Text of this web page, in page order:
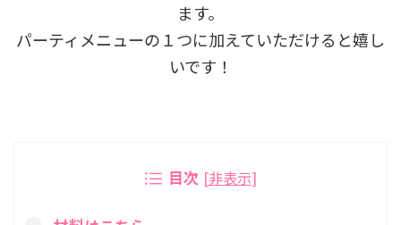
ます。
パーティメニューの１つに加えていただけると嬉し
いです！
目次 [非表示]